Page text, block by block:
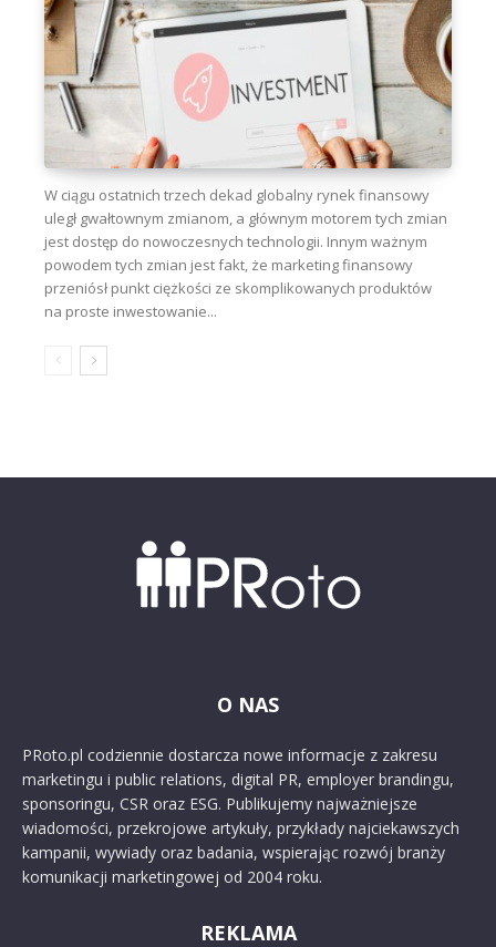
W ciągu ostatnich trzech dekad globalny rynek finansowy
uległ gwałtownym zmianom, a głównym motorem tych zmian
jest dostęp do nowoczesnych technologii. Innym ważnym
powodem tych zmian jest fakt, że marketing finansowy
przeniósł punkt ciężkości ze skomplikowanych produktów
na proste inwestowanie...
O NAS
PRoto.pl codziennie dostarcza nowe informacje z zakresu
marketingu i public relations, digital PR, employer brandingu,
sponsoringu, CSR oraz ESG. Publikujemy najważniejsze
wiadomości, przekrojowe artykuły, przykłady najciekawszych
kampanii, wywiady oraz badania, wspierając rozwój branży
komunikacji marketingowej od 2004 roku.
REKLAMA